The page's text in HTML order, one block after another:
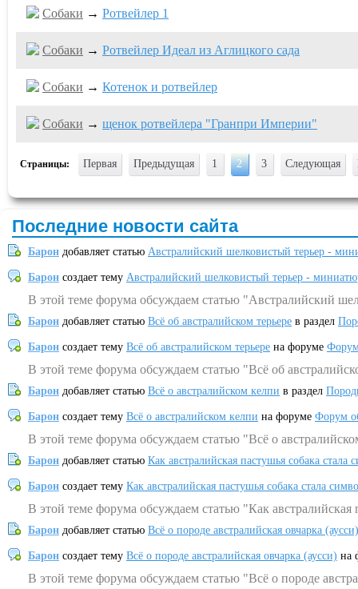
Собаки → Ротвейлер 1
Собаки → Ротвейлер Идеал из Аглицкого сада
Собаки → Котенок и ротвейлер
Собаки → щенок ротвейлера "Гранпри Империи"
Страницы: Первая Предыдущая 1 2 3 Следующая
Последние новости сайта
Барон добавляет статью Австралийский шелковистый терьер -
Барон создает тему Австралийский шелковистый терьер -
В этой теме форума обсуждаем статью "Австралийский
Барон добавляет статью Всё об австралийском терьере в раздел
Барон создает тему Всё об австралийском терьере на форуме
В этой теме форума обсуждаем статью "Всё об
Барон добавляет статью Всё о австралийском келпи в раздел
Барон создает тему Всё о австралийском келпи на форуме Форум
В этой теме форума обсуждаем статью "Всё о
Барон добавляет статью Как австралийская пастушья собака
Барон создает тему Как австралийская пастушья собака стала
В этой теме форума обсуждаем статью "Как
Барон добавляет статью Всё о породе австралийская овчарка (аусси)
Барон создает тему Всё о породе австралийская овчарка (аусси) на
В этой теме форума обсуждаем статью "Всё о породе